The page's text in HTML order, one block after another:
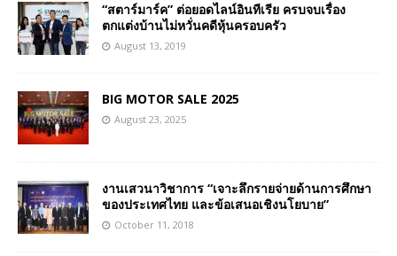
“สตาร์มาร์ค” ต่อยอดไลน์อินทีเรีย ครบจบเรื่อง
ตกแต่งบ้านไม่หวั่นคดีหุ้นครอบครัว
August 13, 2019
BIG MOTOR SALE 2025
August 23, 2025
งานเสวนาวิชาการ “เจาะลึกรายจ่ายด้านการศึกษา
ของประเทศไทย และข้อเสนอเชิงนโยบาย”
October 11, 2018